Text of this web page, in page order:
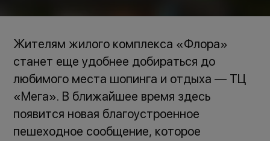
Жителям жилого комплекса «Флора»
станет еще удобнее добираться до
любимого места шопинга и отдыха — ТЦ
«Мега». В ближайшее время здесь
появится новая благоустроенное
пешеходное сообщение, которое